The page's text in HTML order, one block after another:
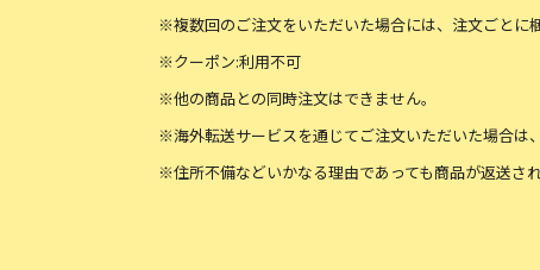
※複数回のご注文をいただいた場合には、注文ごとに
※クーポン:利用不可
※他の商品との同時注文はできません。
※海外転送サービスを通じてご注文いただいた場合は
※住所不備などいかなる理由であっても商品が返送さ